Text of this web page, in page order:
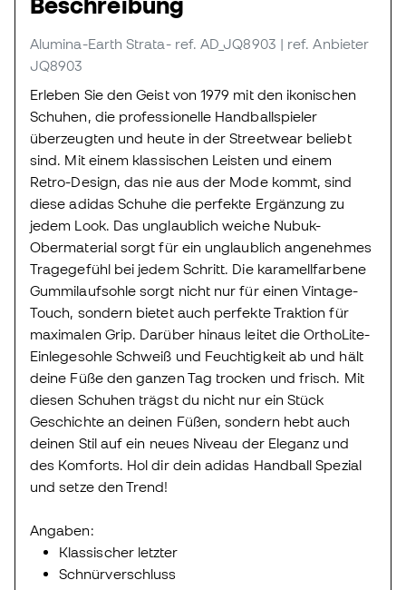
Alumina-Earth Strata- ref. AD_JQ8903 | ref. Anbieter
JQ8903
Erleben Sie den Geist von 1979 mit den ikonischen
Schuhen, die professionelle Handballspieler
überzeugten und heute in der Streetwear beliebt
sind. Mit einem klassischen Leisten und einem
Retro-Design, das nie aus der Mode kommt, sind
diese adidas Schuhe die perfekte Ergänzung zu
jedem Look. Das unglaublich weiche Nubuk-
Obermaterial sorgt für ein unglaublich angenehmes
Tragegefühl bei jedem Schritt. Die karamellfarbene
Gummilaufsohle sorgt nicht nur für einen Vintage-
Touch, sondern bietet auch perfekte Traktion für
maximalen Grip. Darüber hinaus leitet die OrthoLite-
Einlegesohle Schweiß und Feuchtigkeit ab und hält
deine Füße den ganzen Tag trocken und frisch. Mit
diesen Schuhen trägst du nicht nur ein Stück
Geschichte an deinen Füßen, sondern hebt auch
deinen Stil auf ein neues Niveau der Eleganz und
des Komforts. Hol dir dein adidas Handball Spezial
und setze den Trend!
Angaben:
Klassischer letzter
Schnürverschluss